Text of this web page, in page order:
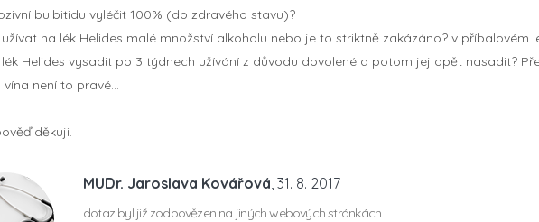
bulbitidu vyléčit 100% (do zdravého stavu)?
na lék Helides malé množství alkoholu nebo je to striktně zakázáno? v příbalovém
lék Helides vysadit po 3 týdnech užívání z důvodu dovolené a potom jej opět nasadit?
vína není to pravé...
děkuji.
MUDr. Jaroslava Kovářová , 31. 8. 2017
dotaz byl již zodpovězen na jiných webových stránkách